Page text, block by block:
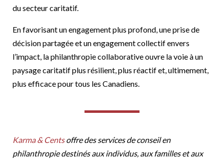
du secteur caritatif.
En favorisant un engagement plus profond, une prise de
décision partagée et un engagement collectif envers
l’impact, la philanthropie collaborative ouvre la voie à un
paysage caritatif plus résilient, plus réactif et, ultimement,
plus efficace pour tous les Canadiens.
Karma & Cents offre des services de conseil en
philanthropie destinés aux individus, aux familles et aux